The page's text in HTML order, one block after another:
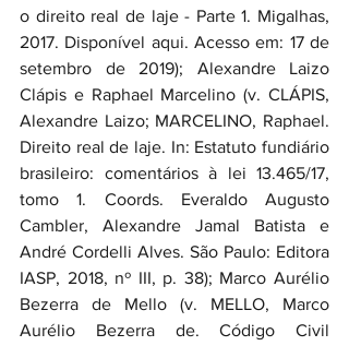
o direito real de laje - Parte 1. Migalhas,
2017. Disponível aqui. Acesso em: 17 de
setembro de 2019); Alexandre Laizo
Clápis e Raphael Marcelino (v. CLÁPIS,
Alexandre Laizo; MARCELINO, Raphael.
Direito real de laje. In: Estatuto fundiário
brasileiro: comentários à lei 13.465/17,
tomo 1. Coords. Everaldo Augusto
Cambler, Alexandre Jamal Batista e
André Cordelli Alves. São Paulo: Editora
IASP, 2018, nº III, p. 38); Marco Aurélio
Bezerra de Mello (v. MELLO, Marco
Aurélio Bezerra de. Código Civil